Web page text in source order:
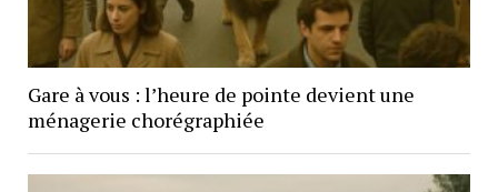
Gare à vous : l’heure de pointe devient une
ménagerie chorégraphiée